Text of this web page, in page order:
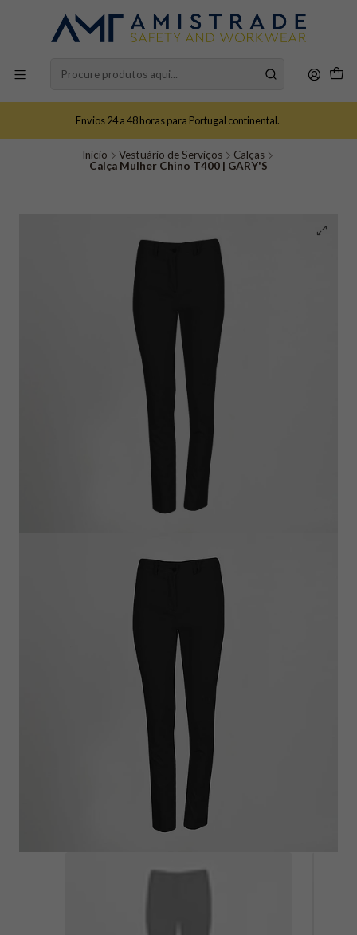
Envios 24 a 48 horas para Portugal continental.
Início Vestuário de Serviços
Calças
Calça Mulher Chino T400 | GARY'S